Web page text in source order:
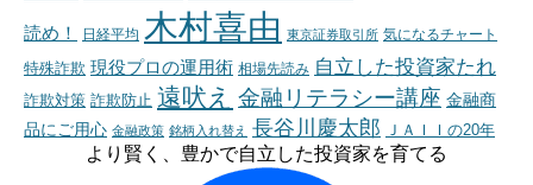
読め！ 日経平均 木村喜由 東京証券取引所 気になるチャート
特殊詐欺 現役プロの運用術 相場先読み 自立した投資家たれ
詐欺対策 詐欺防止 遠吠え 金融リテラシー講座 金融商
品にご用心 金融政策 銘柄入れ替え 長谷川慶太郎 ＪＡＩＩの20年
より賢く、豊かで自立した投資家を育てる